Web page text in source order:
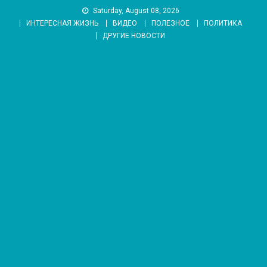
Saturday, August 08, 2026
ИНТЕРЕСНАЯ ЖИЗНЬ
ВИДЕО ПОЛЕЗНОЕ
ПОЛИТИКА
ДРУГИЕ НОВОСТИ